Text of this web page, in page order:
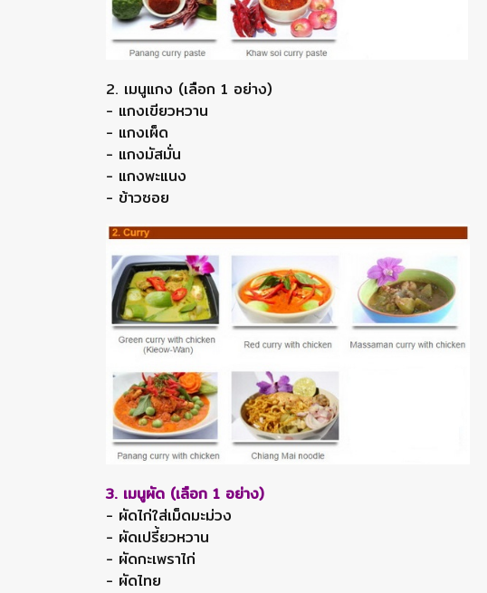
2. เมนูแกง (เลือก 1 อย่าง)
- แกงเขียวหวาน
- แกงเผ็ด
- แกงมัสมั่น
- แกงพะแนง
- ข้าวซอย
3. เมนูผัด (เลือก 1 อย่าง)
- ผัดไก่ใส่เม็ดมะม่วง
- ผัดเปรี้ยวหวาน
- ผัดกะเพราไก่
- ผัดไทย